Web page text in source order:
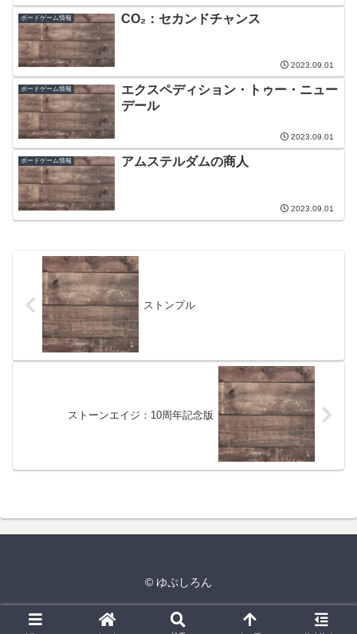
ボードゲーム情報 CO₂：セカンドチャンス
2023.09.01
ボードゲーム情報
エクスペディション・トゥー・ニュー
デール
2023.09.01
ボードゲーム情報 アムステルダムの商人
2023.09.01
ストンプル
ストーンエイジ：10周年記念版
© ゆぷしろん